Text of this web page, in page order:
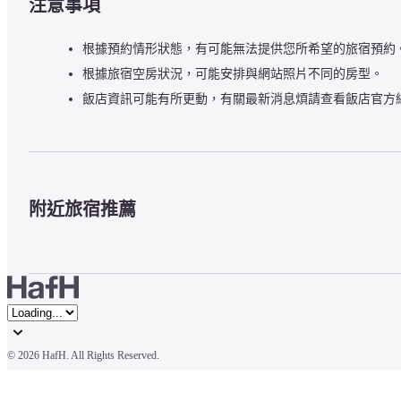
注意事項
根據預約情形狀態，有可能無法提供您所希望的旅宿預約
根據旅宿空房狀況，可能安排與網站照片不同的房型。
飯店資訊可能有所更動，有關最新消息煩請查看飯店官方
附近旅宿推薦
© 2026 HafH. All Rights Reserved.